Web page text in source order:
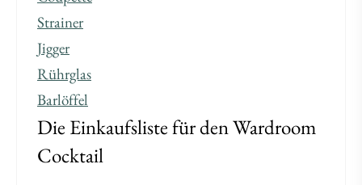
Strainer
Jigger
Rührglas
Barlöffel
Die Einkaufsliste für den Wardroom
Cocktail